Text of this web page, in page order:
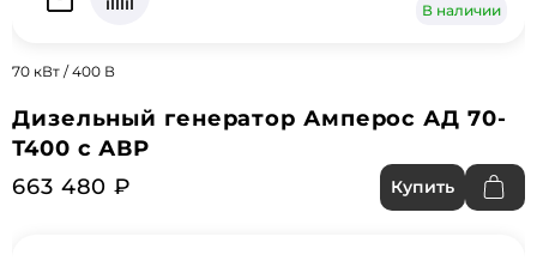
В наличии
70 кВт / 400 В
Дизельный генератор Амперос АД 70-
Т400 с АВР
663 480 ₽
Купить